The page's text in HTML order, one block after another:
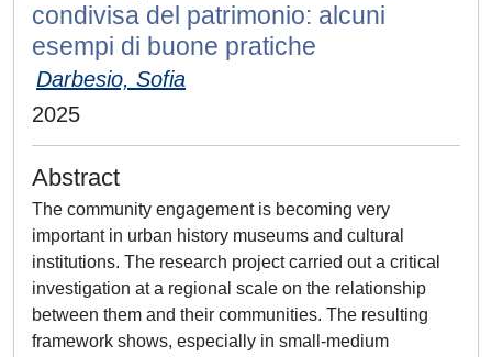
condivisa del patrimonio: alcuni
esempi di buone pratiche
Darbesio, Sofia
2025
Abstract
The community engagement is becoming very
important in urban history museums and cultural
institutions. The research project carried out a critical
investigation at a regional scale on the relationship
between them and their communities. The resulting
framework shows, especially in small-medium